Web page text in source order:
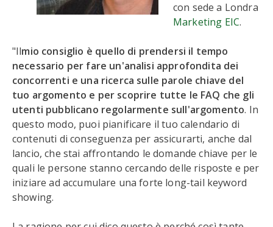
con sede a Londra
Marketing EIC.
"Ilmio consiglio è quello di prendersi il tempo
necessario per fare un'analisi approfondita dei
concorrenti e una ricerca sulle parole chiave del
tuo argomento e per scoprire tutte le FAQ che gli
utenti pubblicano regolarmente sull'argomento. In
questo modo, puoi pianificare il tuo calendario di
contenuti di conseguenza per assicurarti, anche dal
lancio, che stai affrontando le domande chiave per le
quali le persone stanno cercando delle risposte e per
iniziare ad accumulare una forte long-tail keyword
showing.